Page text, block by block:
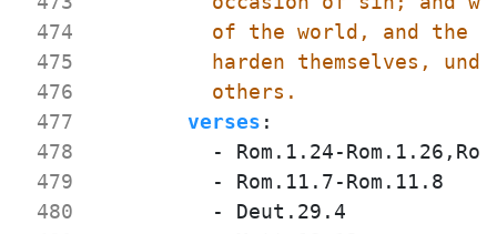
474
475
476
477
478
479
480
          others.
verses :
- Rom.1.24-
- Rom.11.7-Rom.11.8
- Deut.29.4